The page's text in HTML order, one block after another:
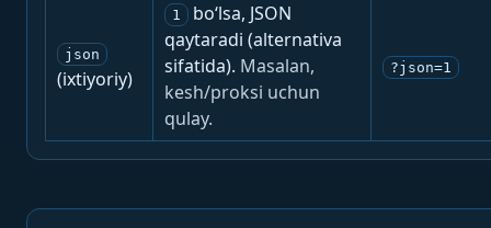
json
(ixtiyoriy)
1
bo‘lsa, JSON
qaytaradi (alternativa
sifatida). Masalan,
kesh/proksi uchun
qulay.
?json=1